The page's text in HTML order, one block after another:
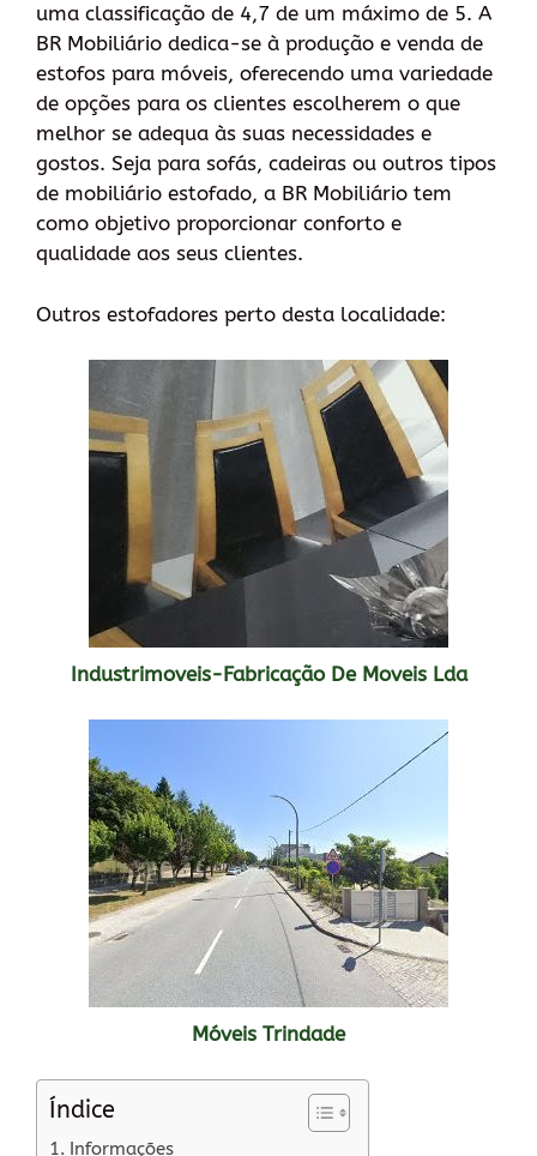
uma classificação de 4,7 de um máximo de 5. A
BR Mobiliário dedica-se à produção e venda de
estofos para móveis, oferecendo uma variedade
de opções para os clientes escolherem o que
melhor se adequa às suas necessidades e
gostos. Seja para sofás, cadeiras ou outros tipos
de mobiliário estofado, a BR Mobiliário tem
como objetivo proporcionar conforto e
qualidade aos seus clientes.
Outros estofadores perto desta localidade:
Industrimoveis-Fabricação De Moveis Lda
Móveis Trindade
Índice
Informações